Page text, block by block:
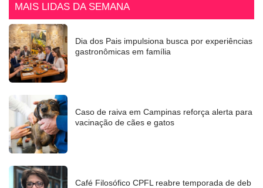
MAIS LIDAS DA SEMANA
Dia dos Pais impulsiona busca por experiências
gastronômicas em família
Caso de raiva em Campinas reforça alerta para
vacinação de cães e gatos
Café Filosófico CPFL reabre temporada de deb